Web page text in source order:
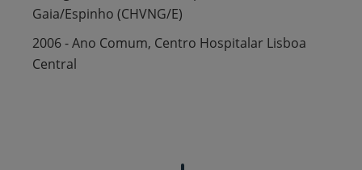
Gaia/Espinho (CHVNG/E)
2006 - Ano Comum, Centro Hospitalar Lisboa
Central